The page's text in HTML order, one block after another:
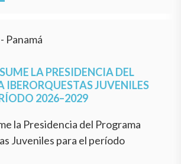
- Panamá
LA PRESIDENCIA DEL
IBERORQUESTAS JUVENILES
2026–2029
la Presidencia del Programa
Juveniles para el período